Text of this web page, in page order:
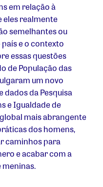
em relação à
eles realmente
semelhantes ou
e o contexto
essas questões
de População das
um novo
dados da Pesquisa
e Igualdade de
mais abrangente
dos homens,
caminhos para
e acabar com a